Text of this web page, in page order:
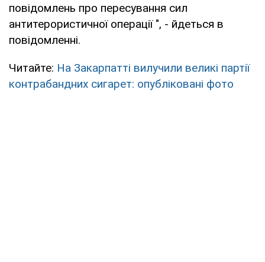
повідомлень про пересування сил
антитерористичної операції ", - йдеться в
повідомленні.
Читайте: На Закарпатті вилучили великі партії
контрабандних сигарет: опубліковані фото